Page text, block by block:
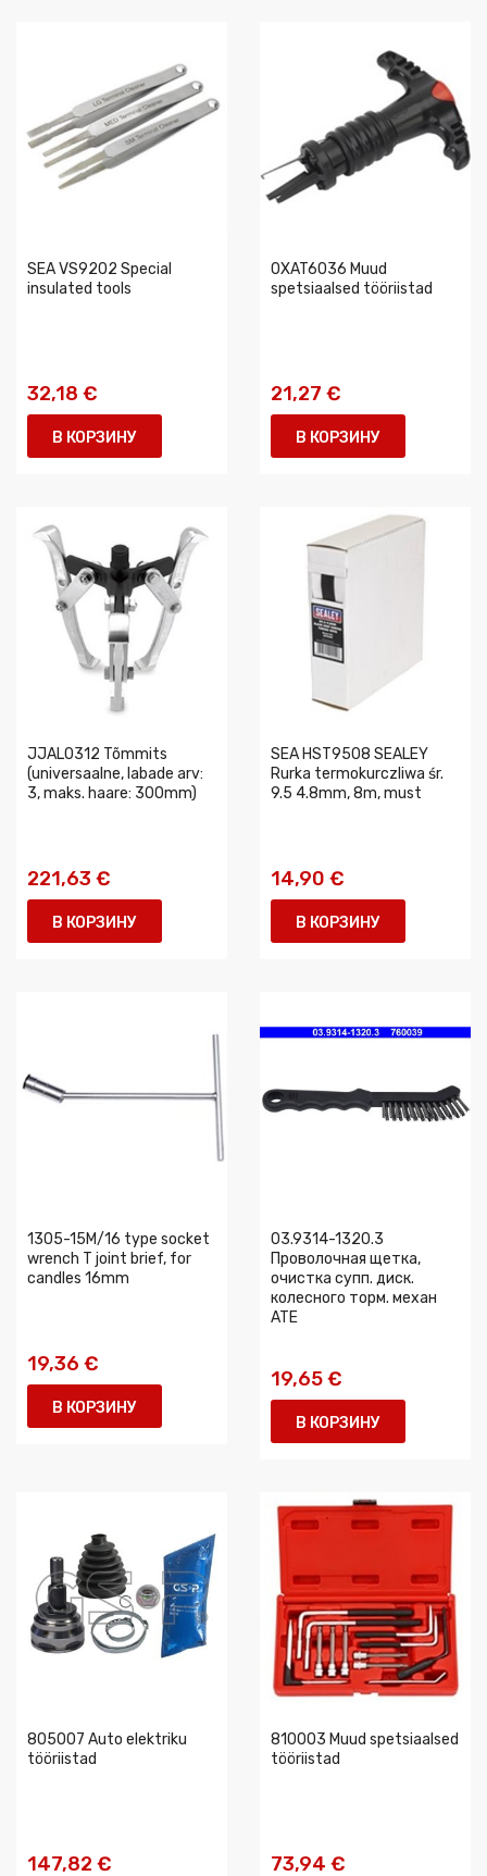
SEA VS9202 Special
insulated tools
32,18 €
В КОРЗИНУ
0XAT6036 Muud
spetsiaalsed tööriistad
21,27 €
В КОРЗИНУ
JJAL0312 Tõmmits
(universaalne, labade arv:
3, maks. haare: 300mm)
221,63 €
В КОРЗИНУ
SEA HST9508 SEALEY
Rurka termokurczliwa śr.
9.5 4.8mm, 8m, must
14,90 €
В КОРЗИНУ
1305-15M/16 type socket
wrench T joint brief, for
candles 16mm
19,36 €
В КОРЗИНУ
03.9314-1320.3
Проволочная щетка,
очистка супп. диск.
колесного торм. механ
ATE
19,65 €
В КОРЗИНУ
805007 Auto elektriku
tööriistad
147,82 €
810003 Muud spetsiaalsed
tööriistad
73,94 €